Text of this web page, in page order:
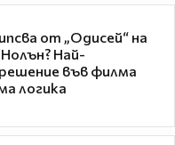
от „Одисей“ на
Най-
във филма
логика